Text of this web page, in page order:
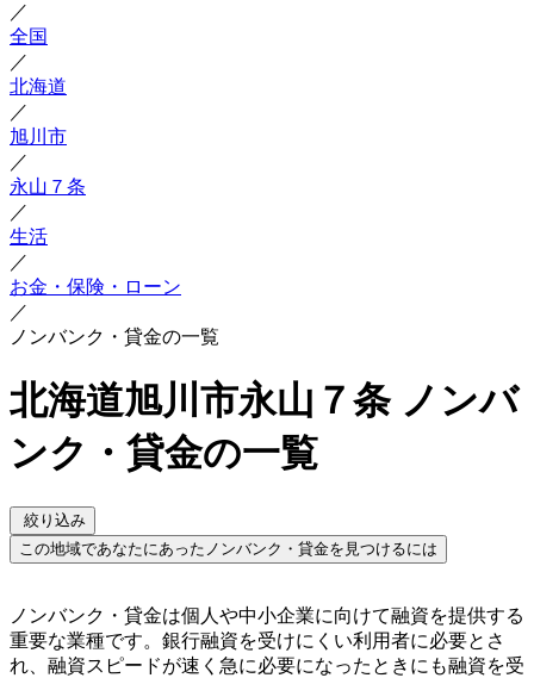
／
全国
／
北海道
／
旭川市
／
永山７条
／
生活
／
お金・保険・ローン
／
ノンバンク・貸金の一覧
北海道旭川市永山７条 ノンバ
ンク・貸金の一覧
絞り込み
この地域であなたにあったノンバンク・貸金を見つけるには
ノンバンク・貸金は個人や中小企業に向けて融資を提供する
重要な業種です。銀行融資を受けにくい利用者に必要とさ
れ、融資スピードが速く急に必要になったときにも融資を受